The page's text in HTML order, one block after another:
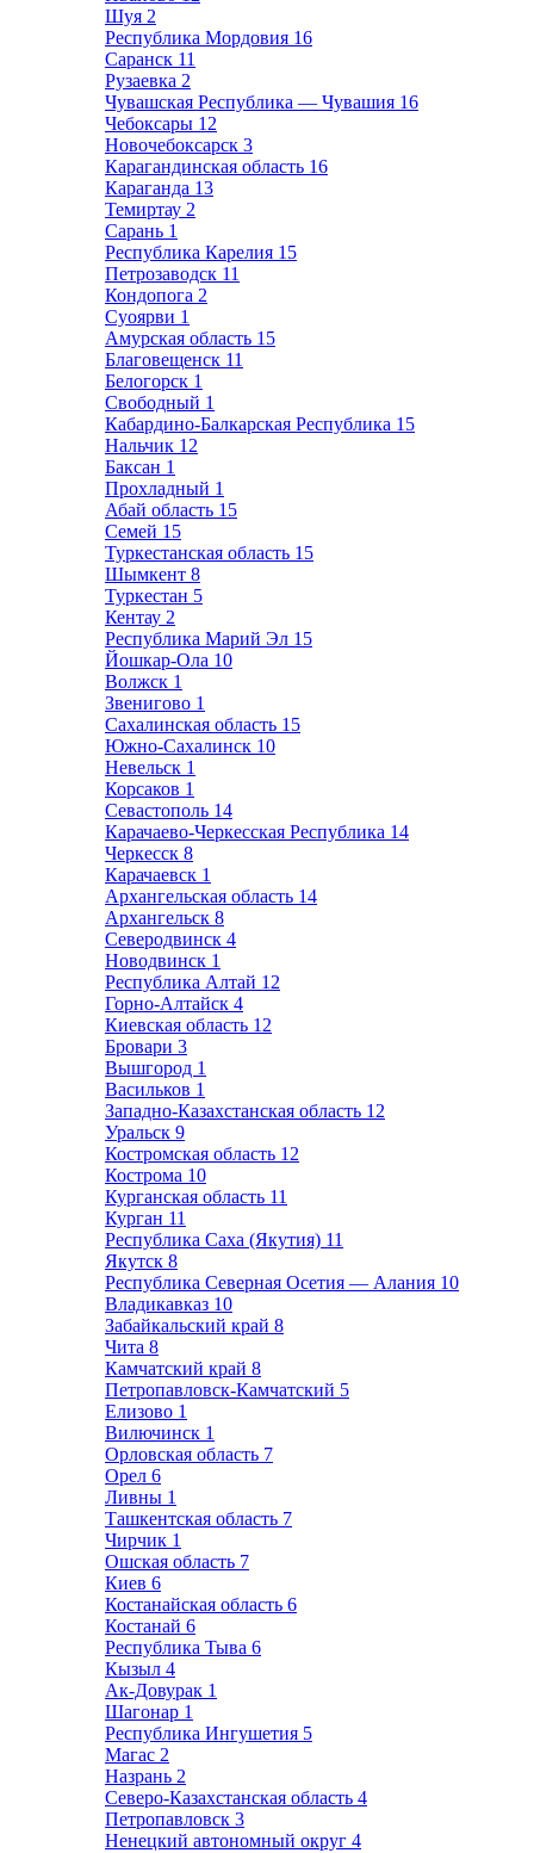
Шуя 2
Республика Мордовия 16
Саранск 11
Рузаевка 2
Чувашская Республика — Чувашия 16
Чебоксары 12
Новочебоксарск 3
Карагандинская область 16
Караганда 13
Темиртау 2
Сарань 1
Республика Карелия 15
Петрозаводск 11
Кондопога 2
Суоярви 1
Амурская область 15
Благовещенск 11
Белогорск 1
Свободный 1
Кабардино-Балкарская Республика 15
Нальчик 12
Баксан 1
Прохладный 1
Абай область 15
Семей 15
Туркестанская область 15
Шымкент 8
Туркестан 5
Кентау 2
Республика Марий Эл 15
Йошкар-Ола 10
Волжск 1
Звенигово 1
Сахалинская область 15
Южно-Сахалинск 10
Невельск 1
Корсаков 1
Севастополь 14
Карачаево-Черкесская Республика 14
Черкесск 8
Карачаевск 1
Архангельская область 14
Архангельск 8
Северодвинск 4
Новодвинск 1
Республика Алтай 12
Горно-Алтайск 4
Киевская область 12
Бровари 3
Вышгород 1
Васильков 1
Западно-Казахстанская область 12
Уральск 9
Костромская область 12
Кострома 10
Курганская область 11
Курган 11
Республика Саха (Якутия) 11
Якутск 8
Республика Северная Осетия — Алания 10
Владикавказ 10
Забайкальский край 8
Чита 8
Камчатский край 8
Петропавловск-Камчатский 5
Елизово 1
Вилючинск 1
Орловская область 7
Орел 6
Ливны 1
Ташкентская область 7
Чирчик 1
Ошская область 7
Киев 6
Костанайская область 6
Костанай 6
Республика Тыва 6
Кызыл 4
Ак-Довурак 1
Шагонар 1
Республика Ингушетия 5
Магас 2
Назрань 2
Северо-Казахстанская область 4
Петропавловск 3
Ненецкий автономный округ 4